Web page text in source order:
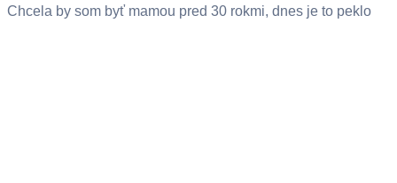
Chcela by som byť mamou pred 30 rokmi, dnes je to peklo